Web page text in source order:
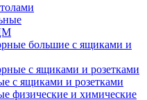
большие с ящиками и
с ящиками и розетками
с ящиками и розетками
физические и химические